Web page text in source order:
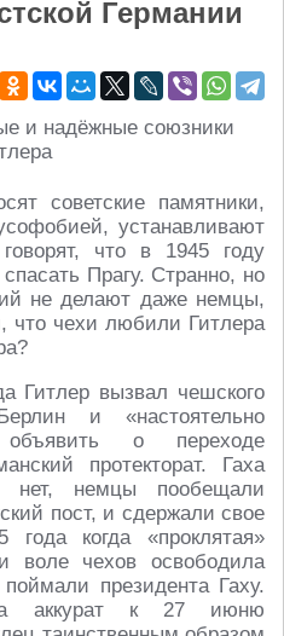
Германии
советские памятники,
устанавливают
что в 1945 году
Прагу. Странно, но
не делают даже немцы,
что чехи любили Гитлера
Гитлер вызвал чешского
и «настоятельно
о переходе
протекторат. Гаха
нет, немцы пообещали
пост, и сдержали свое
когда «проклятая»
воле чехов освободила
президента Гаху.
аккурат к 27 июню